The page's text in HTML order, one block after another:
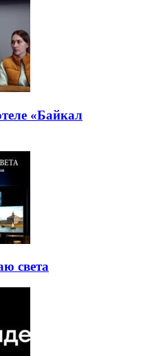
«Байкал
света